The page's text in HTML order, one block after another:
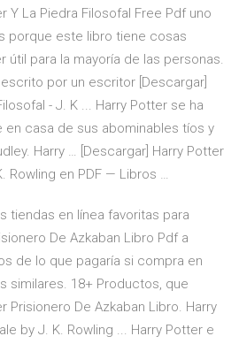
Y La Piedra Filosofal Free Pdf uno
porque este libro tiene cosas
útil para la mayoría de las personas.
por un escritor [Descargar]
- J. K ... Harry Potter se ha
en casa de sus abominables tíos y
Harry … [Descargar] Harry Potter
Rowling en PDF — Libros …
tiendas en línea favoritas para
De Azkaban Libro Pdf a
de lo que pagaría si compra en
similares. 18+ Productos, que
Prisionero De Azkaban Libro. Harry
by J. K. Rowling ... Harry Potter e